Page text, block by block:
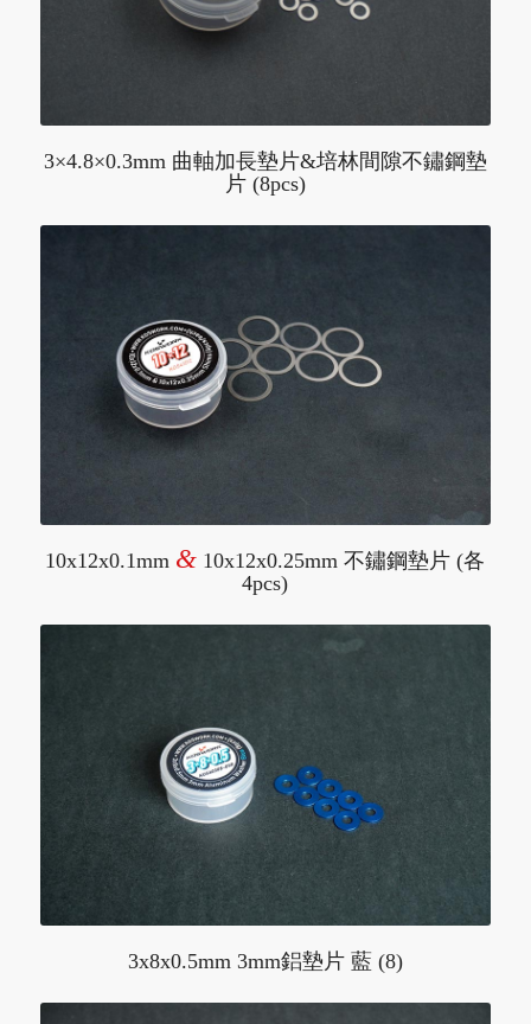
3×4.8×0.3mm 曲軸加長墊片&培林間隙不鏽鋼墊
片 (8pcs)
10x12x0.1mm & 10x12x0.25mm 不鏽鋼墊片 (各
4pcs)
3x8x0.5mm 3mm鋁墊片 藍 (8)